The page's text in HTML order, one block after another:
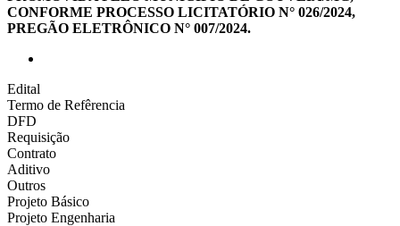
CONFORME PROCESSO LICITATÓRIO N° 026/2024,
PREGÃO ELETRÔNICO N° 007/2024.
Edital
Termo de Refêrencia
DFD
Requisição
Contrato
Aditivo
Outros
Projeto Básico
Projeto Engenharia